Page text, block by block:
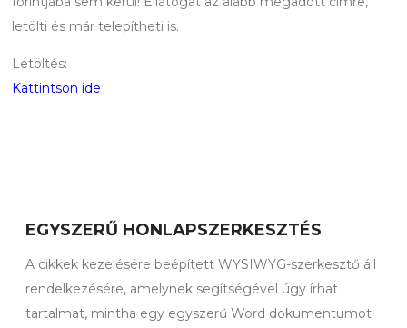
letölti és már telepítheti is.
Letöltés:
Kattintson ide
EGYSZERŰ HONLAPSZERKESZTÉS
A cikkek kezelésére beépített WYSIWYG-szerkesztő áll
rendelkezésére, amelynek segítségével úgy írhat
tartalmat, mintha egy egyszerű Word dokumentumot